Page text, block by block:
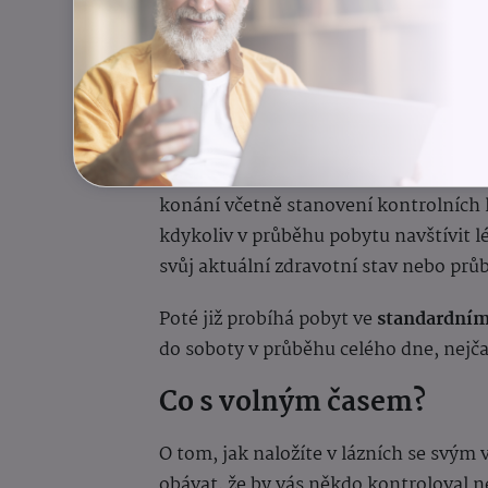
Po příjezdu do lázní absolvuje každý
který mu na základě lékařské zprávy
biochemického vyšetření (je-li třeba)
sestaví individuální léčebný plán
Následuje tzv.
konání včetně stanovení kontrolních
kdykoliv v průběhu pobytu navštívit
svůj aktuální zdravotní stav nebo
Poté již probíhá pobyt ve
do soboty v průběhu celého dne,
Co s volným časem?
O tom, jak naložíte v lázních se